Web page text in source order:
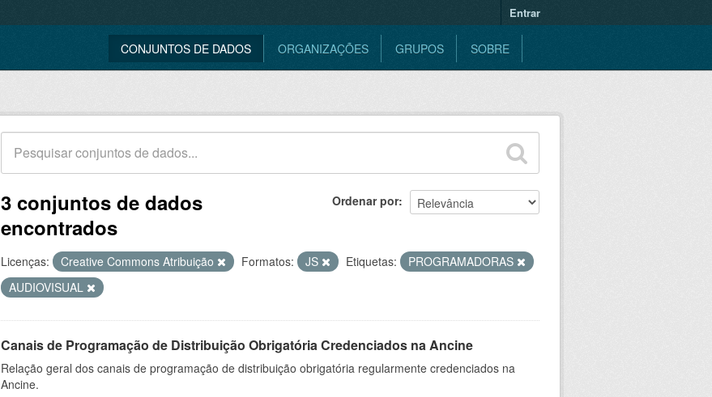
Entrar
CONJUNTOS DE DADOS ORGANIZAÇÕES GRUPOS SOBRE
Ordenar por
3 conjuntos de dados
encontrados
Licenças: Creative Commons Atribuição Formatos: JS Etiquetas:
PROGRAMADORAS
AUDIOVISUAL
Canais de Programação de Distribuição Obrigatória Credenciados na Ancine
Relação geral dos canais de programação de distribuição obrigatória regularmente credenciados na
Ancine.